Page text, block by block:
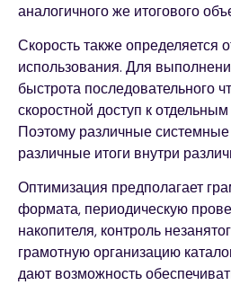
аналогичного же итогового
Скорость также определяется
использования. Для
быстрота последовательного
скоростной доступ к
Поэтому различные
различные итоги внутри
Оптимизация предполагает
формата, периодическую
накопителя, контроль
грамотную организацию
дают возможность